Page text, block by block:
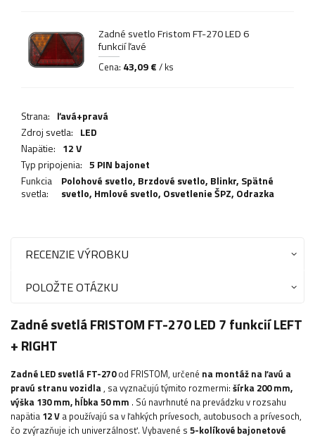
Zadné svetlo Fristom FT-270 LED 6
funkcií ľavé
Cena: 43,09 € / ks
Strana: ľavá+pravá
Zdroj svetla: LED
Napätie: 12 V
Typ pripojenia: 5 PIN bajonet
Funkcia
svetla:
Polohové svetlo, Brzdové svetlo, Blinkr, Spätné
svetlo, Hmlové svetlo, Osvetlenie ŠPZ, Odrazka
RECENZIE VÝROBKU
POLOŽTE OTÁZKU
Zadné svetlá FRISTOM FT-270 LED 7 funkcií LEFT
+ RIGHT
Zadné LED svetlá FT-270 od FRISTOM, určené na montáž naľavú a
pravú stranu vozidla, sa vyznačujú týmito rozmermi: šírka 200 mm,
výška 130 mm, hĺbka 50 mm . Sú navrhnuté na prevádzku v rozsahu
napätia 12 V a používajú sa v ľahkých prívesoch, autobusoch a prívesoch,
čo zvýrazňuje ich univerzálnosť. Vybavené s 5-kolíkové bajonetové